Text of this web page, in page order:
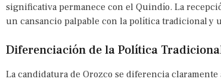
significativa permanece con el Quindío. La
un cansancio palpable con la política tradicional y
Diferenciación de la Política
La candidatura de Orozco se diferencia